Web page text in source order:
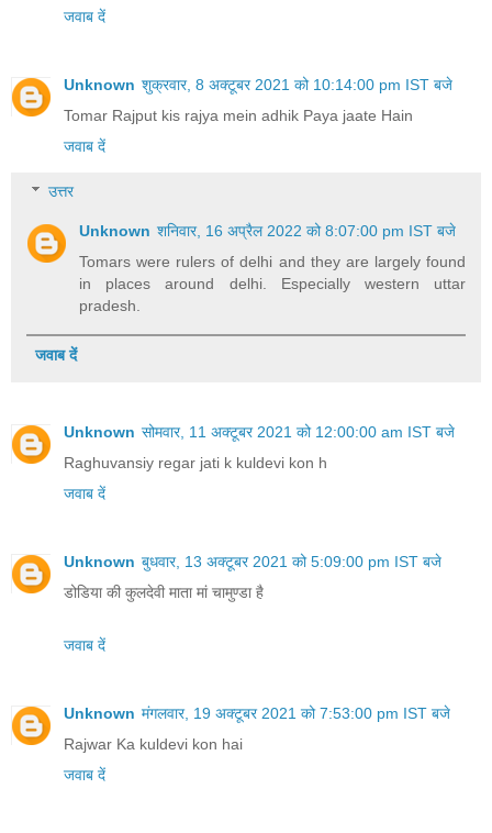
जवाब दें
Unknown शुक्रवार, 8 अक्टूबर 2021 को 10:14:00 pm IST बजे
Tomar Rajput kis rajya mein adhik Paya jaate Hain
जवाब दें
उत्तर
Unknown शनिवार, 16 अप्रैल 2022 को 8:07:00 pm IST बजे
Tomars were rulers of delhi and they are largely found
in places around delhi. Especially western uttar
pradesh.
जवाब दें
Unknown सोमवार, 11 अक्टूबर 2021 को 12:00:00 am IST बजे
Raghuvansiy regar jati k kuldevi kon h
जवाब दें
Unknown बुधवार, 13 अक्टूबर 2021 को 5:09:00 pm IST बजे
डोडिया की कुलदेवी माता मां चामुण्डा है
जवाब दें
Unknown मंगलवार, 19 अक्टूबर 2021 को 7:53:00 pm IST बजे
Rajwar Ka kuldevi kon hai
जवाब दें